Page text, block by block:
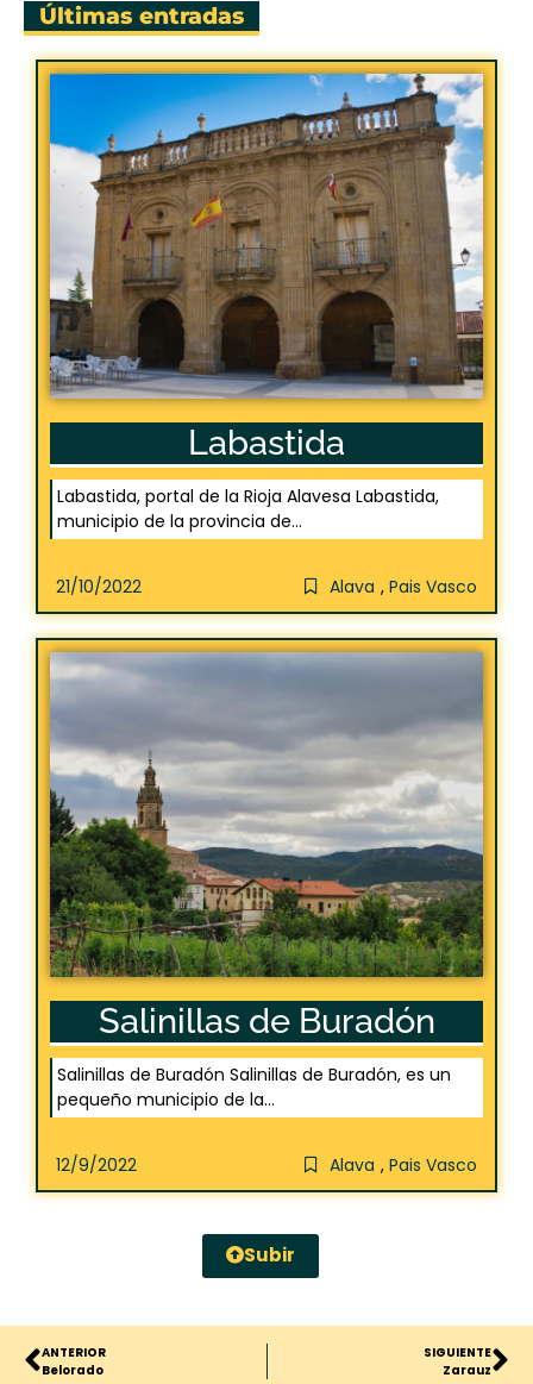
Últimas entradas
Labastida
Labastida, portal de la Rioja Alavesa Labastida,
municipio de la provincia de...
21/10/2022 Alava , Pais Vasco
Salinillas de Buradón
Salinillas de Buradón Salinillas de Buradón, es un
pequeño municipio de la...
12/9/2022 Alava , Pais Vasco
Subir
ANTERIOR
Belorado
SIGUIENTE
Zarauz